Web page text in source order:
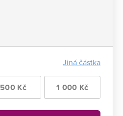
Jiná částka
500 Kč 1 000 Kč